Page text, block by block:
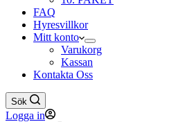
FAQ
Hyresvillkor
Mitt konto
Varukorg
Kassan
Kontakta Oss
Sök
Logga in